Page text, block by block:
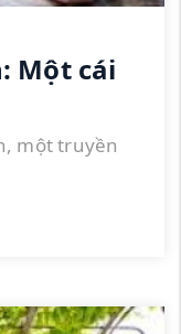
Một cái
một truyền